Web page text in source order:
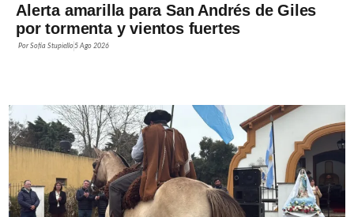
Alerta amarilla para San Andrés de Giles
por tormenta y vientos fuertes
PorSofía Stupiello5 Ago 2026